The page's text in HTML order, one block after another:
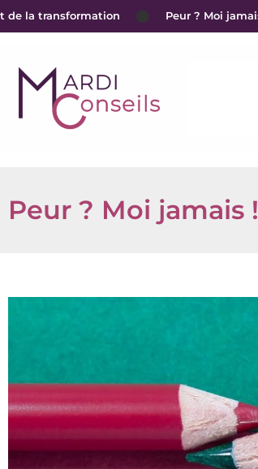
la transformation Peur ? Moi jamais
Peur ? Moi jamais !